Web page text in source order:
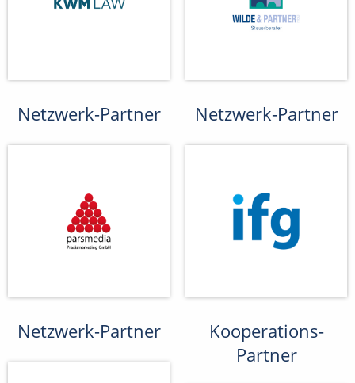
Netzwerk-Partner Netzwerk-Partner
Netzwerk-Partner
Kooperations-
Partner